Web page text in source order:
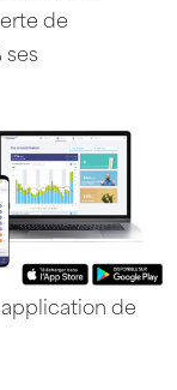
de
ses
de